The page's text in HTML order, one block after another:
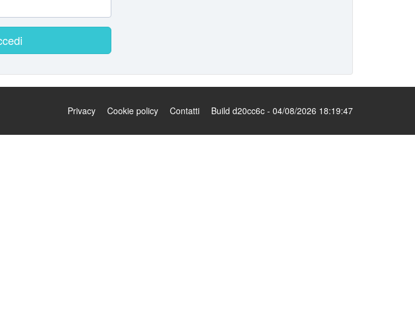
Privacy Cookie policy Contatti Build d20cc6c - 04/08/2026 18:19:47